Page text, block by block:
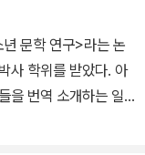
문학 연구>라는 논
사 학위를 받았다. 아
을 번역 소개하는 일